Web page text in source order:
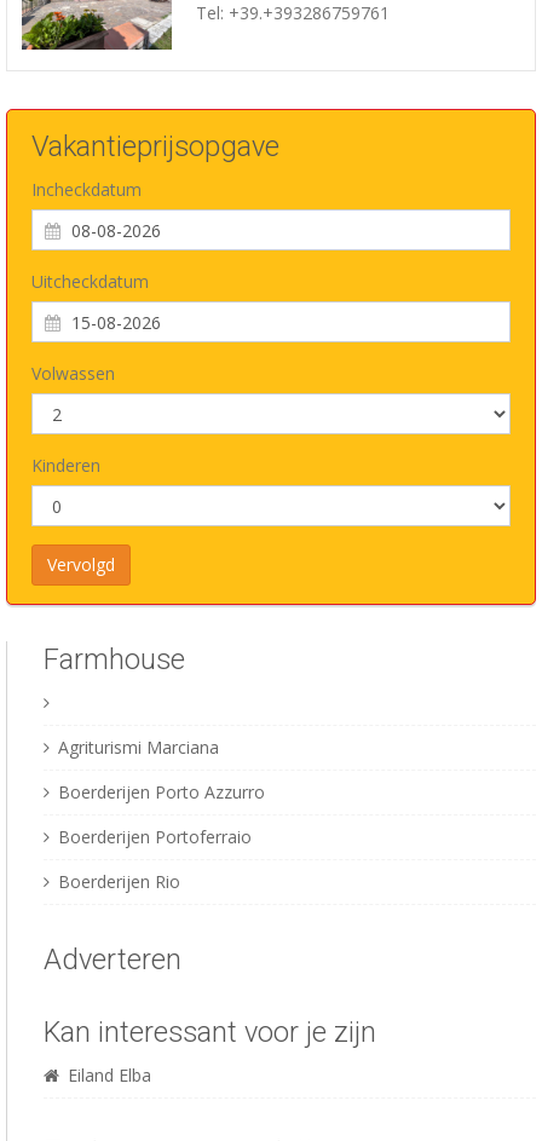
Tel: +39.+393286759761
Vakantieprijsopgave
Incheckdatum
Uitcheckdatum
Volwassen
Kinderen
Farmhouse
Agriturismi Marciana
Boerderijen Porto Azzurro
Boerderijen Portoferraio
Boerderijen Rio
Adverteren
Kan interessant voor je zijn
Eiland Elba